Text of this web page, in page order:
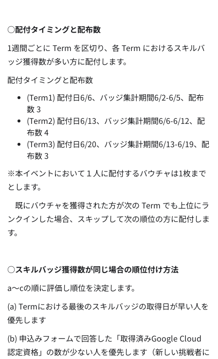
○配付タイミングと配布数
1週間ごとに Term を区切り、各 Term におけるスキルバ
ッジ獲得数が多い方に配付します。
配付タイミングと配布数
(Term1) 配付日6/6、バッジ集計期間6/2-6/5、配布
数 3
(Term2) 配付日6/13、バッジ集計期間6/6-6/12、配
布数 4
(Term3) 配付日6/20、バッジ集計期間6/13-6/19、配
布数 3
※本イベントにおいて１人に配付するバウチャは1枚まで
とします。
既にバウチャを獲得された方が次の Term でも上位にラ
ンクインした場合、スキップして次の順位の方に配付しま
す。
○スキルバッジ獲得数が同じ場合の順位付け方法
a〜cの順に評価し順位を決定します。
(a) Termにおける最後のスキルバッジの取得日が早い人を
優先します
(b) 申込みフォームで回答した「取得済みGoogle Cloud
認定資格」の数が少ない人を優先します（新しい挑戦者に